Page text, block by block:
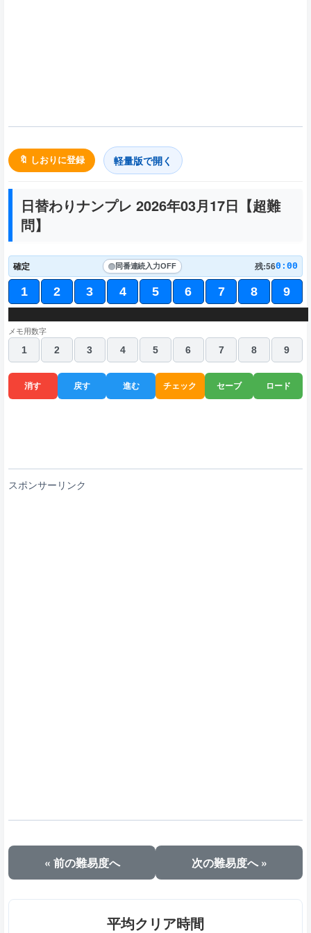
🔖 しおりに登録 軽量版で開く
日替わりナンプレ 2026年03月17日【超難
問】
確定 同番連続入力OFF 残:560:00
1 2 3 4 5 6 7 8 9
3 7
4 8 9 2 3
5 6 4 2
6 2
3 9 8 5 6
5 3 1 2
8 7 5
メモ用数字
1
2 3 4 5 6 7 8 9
消す 戻す 進む チェック セーブ ロード
スポンサーリンク
« 前の難易度へ 次の難易度へ »
平均クリア時間